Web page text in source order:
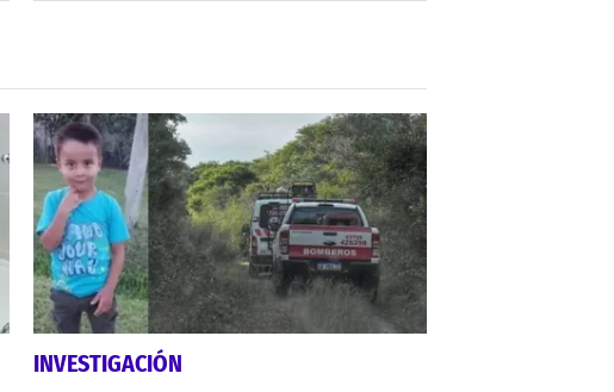
INVESTIGACIÓN